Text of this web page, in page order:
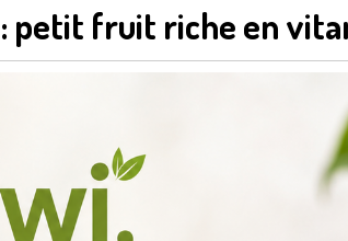
: petit fruit riche en